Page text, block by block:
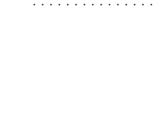
・・・・・・・・・・・・・・・